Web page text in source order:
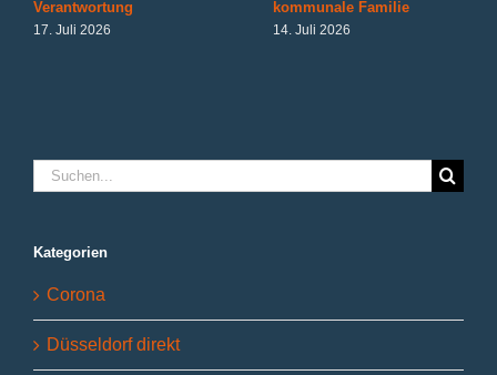
Verantwortung
17. Juli 2026
kommunale Familie
14. Juli 2026
Suche
nach:
Kategorien
Corona
Düsseldorf direkt